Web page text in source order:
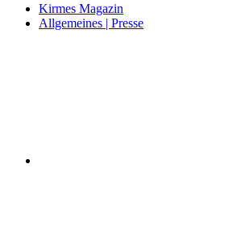
Kirmes Magazin
Allgemeines | Presse